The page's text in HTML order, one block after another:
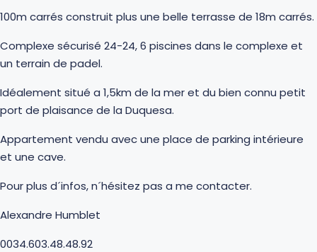
100m carrés construit plus une belle terrasse de 18m carrés.
Complexe sécurisé 24-24, 6 piscines dans le complexe et
un terrain de padel.
Idéalement situé a 1,5km de la mer et du bien connu petit
port de plaisance de la Duquesa.
Appartement vendu avec une place de parking intérieure
et une cave.
Pour plus d´infos, n´hésitez pas a me contacter.
Alexandre Humblet
0034.603.48.48.92